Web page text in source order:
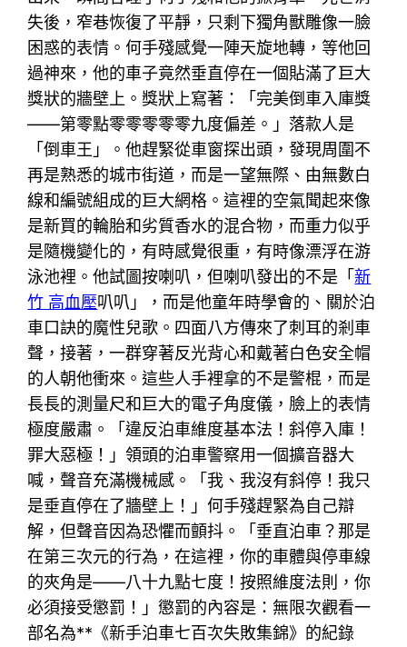
失後，窄巷恢復了平靜，只剩下獨角獸雕像一臉
困惑的表情。何手殘感覺一陣天旋地轉，等他回
過神來，他的車子竟然垂直停在一個貼滿了巨大
獎狀的牆壁上。獎狀上寫著：「完美倒車入庫獎
——第零點零零零零零九度偏差。」落款人是
「倒車王」。他趕緊從車窗探出頭，發現周圍不
再是熟悉的城市街道，而是一望無際、由無數白
線和編號組成的巨大網格。這裡的空氣聞起來像
是新買的輪胎和劣質香水的混合物，而重力似乎
是隨機變化的，有時感覺很重，有時像漂浮在游
泳池裡。他試圖按喇叭，但喇叭發出的不是「新
竹 高血壓叭叭」，而是他童年時學會的、關於泊
車口訣的魔性兒歌。四面八方傳來了刺耳的剎車
聲，接著，一群穿著反光背心和戴著白色安全帽
的人朝他衝來。這些人手裡拿的不是警棍，而是
長長的測量尺和巨大的電子角度儀，臉上的表情
極度嚴肅。「違反泊車維度基本法！斜停入庫！
罪大惡極！」領頭的泊車警察用一個擴音器大
喊，聲音充滿機械感。「我、我沒有斜停！我只
是垂直停在了牆壁上！」何手殘趕緊為自己辯
解，但聲音因為恐懼而顫抖。「垂直泊車？那是
在第三次元的行為，在這裡，你的車體與停車線
的夾角是——八十九點七度！按照維度法則，你
必須接受懲罰！」懲罰的內容是：無限次觀看一
部名為**《新手泊車七百次失敗集錦》的紀錄